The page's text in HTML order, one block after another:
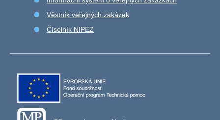
Věstník veřejných zakázek
Číselník NIPEZ